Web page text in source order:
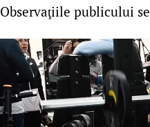
Observaţiile publicului